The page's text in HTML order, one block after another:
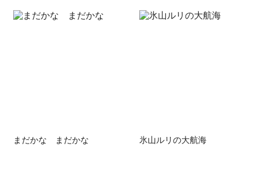
まだかな まだかな 氷山ルリの大航海